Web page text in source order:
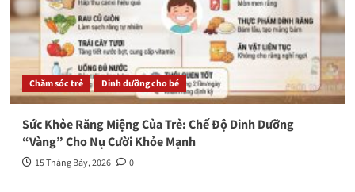
Chăm sóc trẻ Dinh dưỡng cho bé
Sức Khỏe Răng Miệng Của Trẻ: Chế Độ Dinh Dưỡng
“Vàng” Cho Nụ Cười Khỏe Mạnh
15 Tháng Bảy, 2026 0